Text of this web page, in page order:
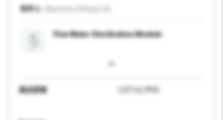
收件人
Flow Water Sterilization Module
產品型號 LUC1v2, IP65